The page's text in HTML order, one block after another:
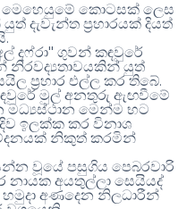
මෙහෙයුමේ කොටසක් ලෙස
දැවැන්ත ප්‍රහාරයක් දියත්
.
දෆ්රා" ගුවන් කඳවුරේ
නිරවද්‍යතාවයකින් යුත්
ප්‍රහාර එල්ල කර තිබේ.
මුල් අනතුරු ඇඟවීමේ
මධ්‍යස්ථාන මෙන්ම භට
ඉලක්ක කර විනාශ
නිකුත් කරමින්
වූයේ පසුගිය පෙබරවාරි
නායක අයතුල්ලා සෙයියද්
අණදෙන නිලධාරීන්